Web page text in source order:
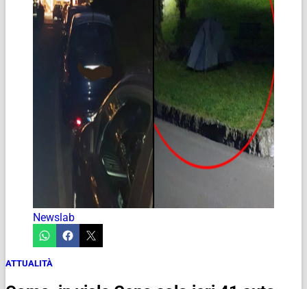
Newslab
ATTUALITÀ